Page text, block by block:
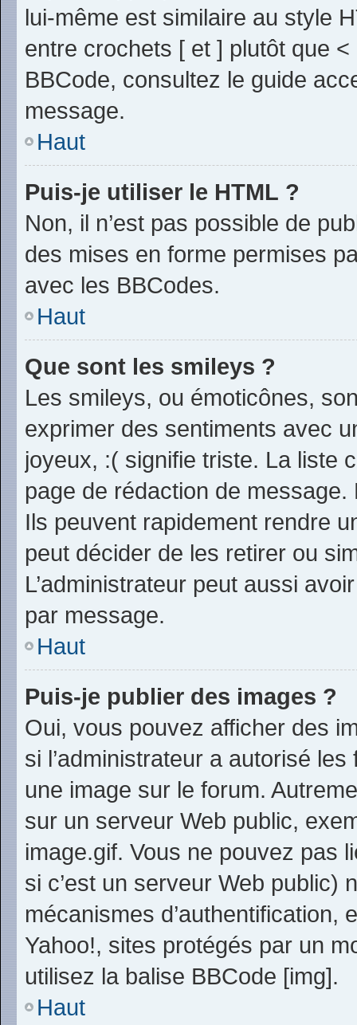
lui-même est similaire au style
entre crochets [ et ] plutôt que
BBCode, consultez le guide
message.
Haut
Puis-je utiliser le HTML ?
Non, il n’est pas possible de
des mises en forme permises
avec les BBCodes.
Haut
Que sont les smileys ?
Les smileys, ou émoticônes,
exprimer des sentiments avec
joyeux, :( signifie triste. La liste
page de rédaction de
Ils peuvent rapidement rendre
peut décider de les retirer ou
L’administrateur peut aussi
par message.
Haut
Puis-je publier des images ?
Oui, vous pouvez afficher des
si l’administrateur a autorisé
une image sur le forum.
sur un serveur Web public,
image.gif. Vous ne pouvez pas
si c’est un serveur Web public)
mécanismes d’authentification,
Yahoo!, sites protégés par un
utilisez la balise BBCode [img].
Haut